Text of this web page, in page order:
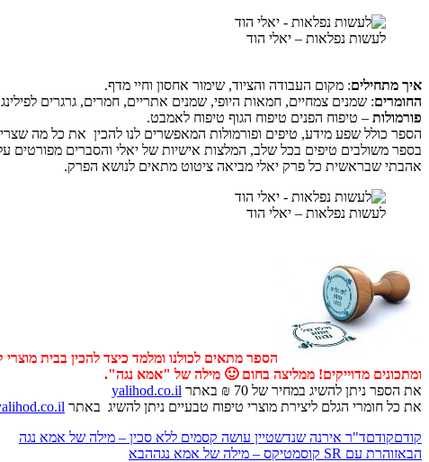
לעשות נפלאות – יאלי הוד
איך מתחילים: מקום העבודה והציוד, שימור אחסון וחיי מדף.
החומרים: שמנים צמחיים, חמאות היופי, שמנים אתריים, חמרים, גרגרים
פורמולות – טיפוח הפנים טיפוח הגוף טיפוח לאמבט.
הספר כולל שפע מידע, טיפים ופורמולות המאפשרים לנו להכין את כל מה שצריך
בספר משולבים טיפים בכל שלב, המלצות אישיות של יאלי והסברים
אהבתי שבראשית כל פרק יאלי מביאה ציטוט מתאים לנושא הפרק.
לעשות נפלאות – יאלי הוד
הספר מתאים לכולנו ומלמד כיצד להכין בבית
ומתכונים מדוייקים! ממליצה בחום 🙂 מילה של "אמא נגה".
את הספר ניתן להשיג במחיר של 70 ₪ באתר
yalihod.co.il
את כל חומרי הגלם ליצירת מוצרי טיפוח טבעיים ניתן להשיג באתר
קודםקודםד"ר אירנה שנדשטיין עושה קסמים ללא סכין – מילה של אמא נגה
הבאזוהרת עם SR קוסמטיקס – מילה של אמא נגה הבא